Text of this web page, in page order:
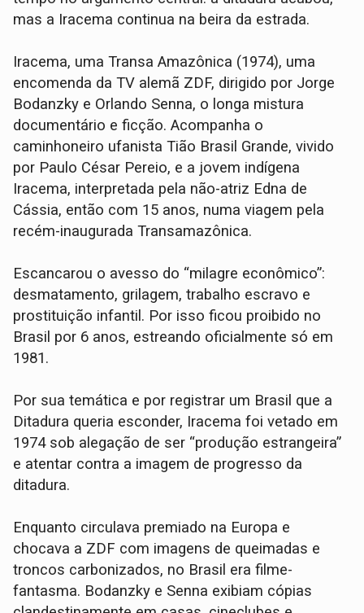
mas a Iracema continua na beira da estrada.
Iracema, uma Transa Amazônica (1974), uma
encomenda da TV alemã ZDF, dirigido por Jorge
Bodanzky e Orlando Senna, o longa mistura
documentário e ficção. Acompanha o
caminhoneiro ufanista Tião Brasil Grande, vivido
por Paulo César Pereio, e a jovem indígena
Iracema, interpretada pela não-atriz Edna de
Cássia, então com 15 anos, numa viagem pela
recém-inaugurada Transamazônica.
Escancarou o avesso do “milagre econômico”:
desmatamento, grilagem, trabalho escravo e
prostituição infantil. Por isso ficou proibido no
Brasil por 6 anos, estreando oficialmente só em
1981.
Por sua temática e por registrar um Brasil que a
Ditadura queria esconder, Iracema foi vetado em
1974 sob alegação de ser “produção estrangeira”
e atentar contra a imagem de progresso da
ditadura.
Enquanto circulava premiado na Europa e
chocava a ZDF com imagens de queimadas e
troncos carbonizados, no Brasil era filme-
fantasma. Bodanzky e Senna exibiam cópias